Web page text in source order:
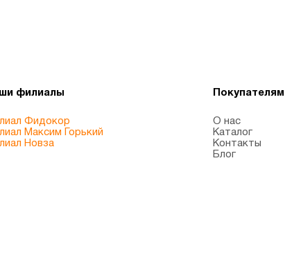
филиалы
Фидокор
Максим Горький
Новза
Покупателям
О нас
Каталог
Контакты
Блог